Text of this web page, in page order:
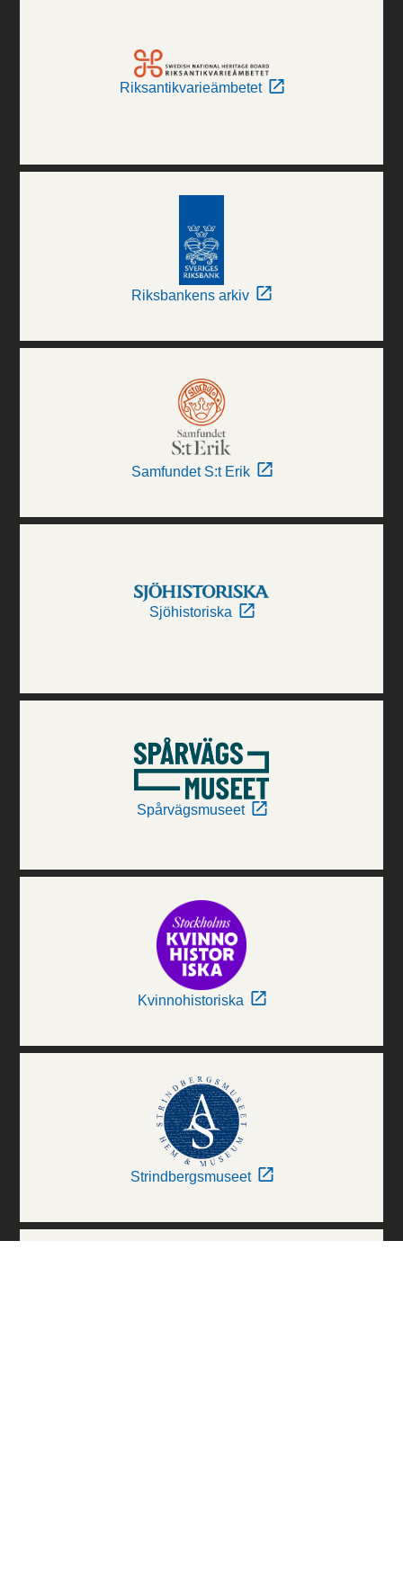
Riksantikvarieämbetet
Riksbankens arkiv
Samfundet S:t Erik
Sjöhistoriska
Spårvägsmuseet
Kvinnohistoriska
Strindbergsmuseet